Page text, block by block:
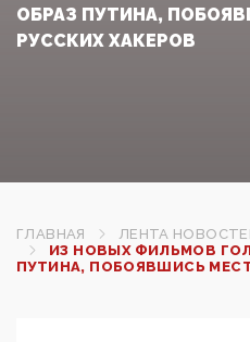
ОБРАЗ ПУТИНА,
РУССКИХ ХАКЕРОВ
ГЛАВНАЯ
ЛЕНТА
ИЗ НОВЫХ ФИЛЬМОВ
ПУТИНА, ПОБОЯВШИСЬ